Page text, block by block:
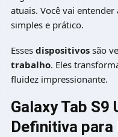
atuais. Você vai entender
simples e prático.
Esses dispositivossão
trabalho. Eles
fluidez impressionante.
Galaxy Tab S9
Definitiva